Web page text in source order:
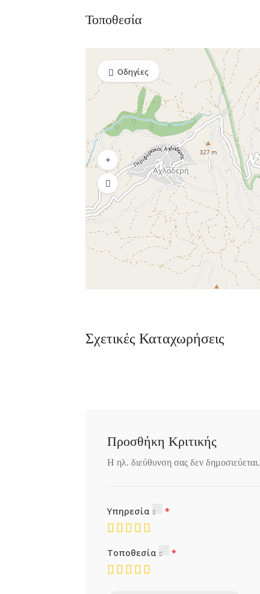
Τοποθεσία
Οδηγίες
Σχετικές Καταχωρήσεις
Προσθήκη Κριτικής
Η ηλ. διεύθυνση σας δεν δημοσιεύεται.
Υπηρεσία
Τοποθεσία